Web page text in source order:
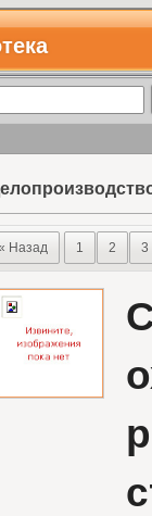
Назад 1 2 3